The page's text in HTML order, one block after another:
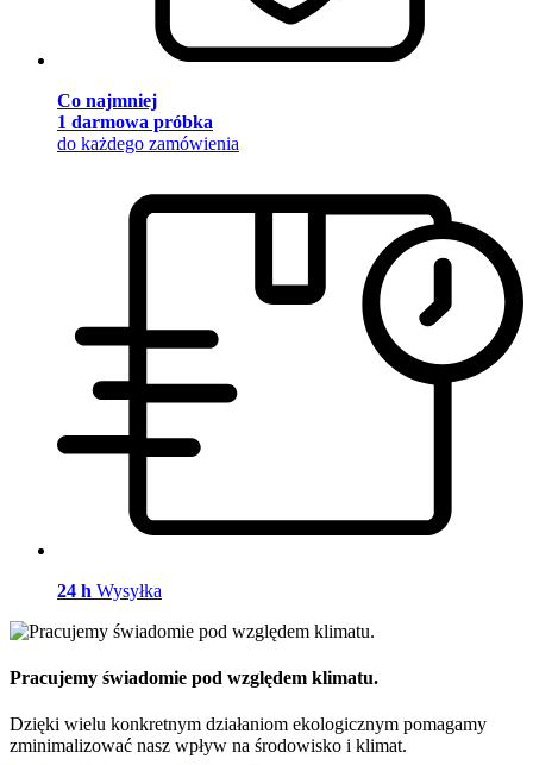
Co najmniej
1 darmowa próbka
do każdego zamówienia
24 h Wysyłka
Pracujemy świadomie pod względem klimatu.
Dzięki wielu konkretnym działaniom ekologicznym pomagamy
zminimalizować nasz wpływ na środowisko i klimat.